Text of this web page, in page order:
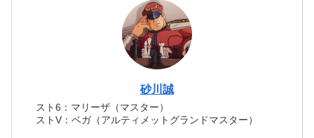
砂川誠
スト6：マリーザ（マスター）
ストV：ベガ（アルティメットグランドマスター）